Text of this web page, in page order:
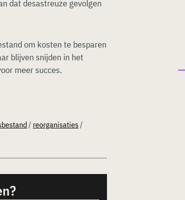
dat desastreuze gevolgen
om kosten te besparen
blijven snijden in het
meer succes.
/ reorganisaties/